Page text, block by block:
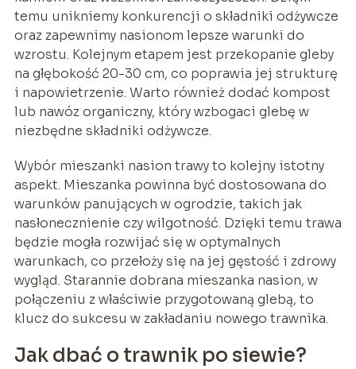
temu unikniemy konkurencji o składniki odżywcze
oraz zapewnimy nasionom lepsze warunki do
wzrostu. Kolejnym etapem jest przekopanie gleby
na głębokość 20-30 cm, co poprawia jej strukturę
i napowietrzenie. Warto również dodać kompost
lub nawóz organiczny, który wzbogaci glebę w
niezbędne składniki odżywcze.
Wybór mieszanki nasion trawy to kolejny istotny
aspekt. Mieszanka powinna być dostosowana do
warunków panujących w ogrodzie, takich jak
nasłonecznienie czy wilgotność. Dzięki temu trawa
będzie mogła rozwijać się w optymalnych
warunkach, co przełoży się na jej gęstość i zdrowy
wygląd. Starannie dobrana mieszanka nasion, w
połączeniu z właściwie przygotowaną glebą, to
klucz do sukcesu w zakładaniu nowego trawnika.
Jak dbać o trawnik po siewie?